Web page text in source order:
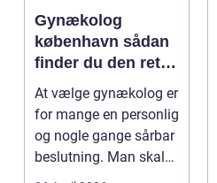
Gynækolog
københavn sådan
finder du den rette
specialist
At vælge gynækolog er
for mange en personlig
og nogle gange sårbar
beslutning. Man skal
både føle si...